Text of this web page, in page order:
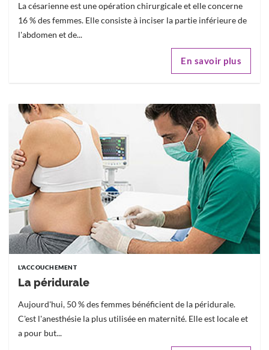
La césarienne est une opération chirurgicale et elle concerne
16 % des femmes. Elle consiste à inciser la partie inférieure de
l'abdomen et de...
En savoir plus
L'ACCOUCHEMENT
La péridurale
Aujourd'hui, 50 % des femmes bénéficient de la péridurale.
C'est l'anesthésie la plus utilisée en maternité. Elle est locale et
a pour but...